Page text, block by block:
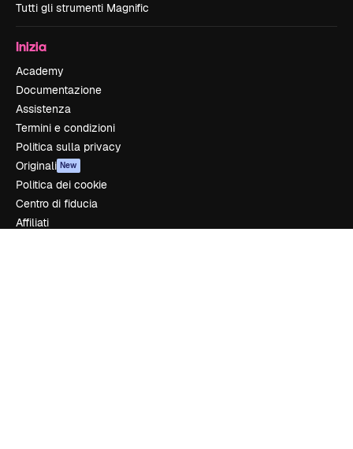
Tutti gli strumenti Magnific
Inizia
Academy
Documentazione
Assistenza
Termini e condizioni
Politica sulla privacy
Originali New
Politica dei cookie
Centro di fiducia
Affiliati